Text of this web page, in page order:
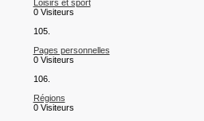
Loisirs et sport
0 Visiteurs
105.
Pages personnelles
0 Visiteurs
106.
Régions
0 Visiteurs